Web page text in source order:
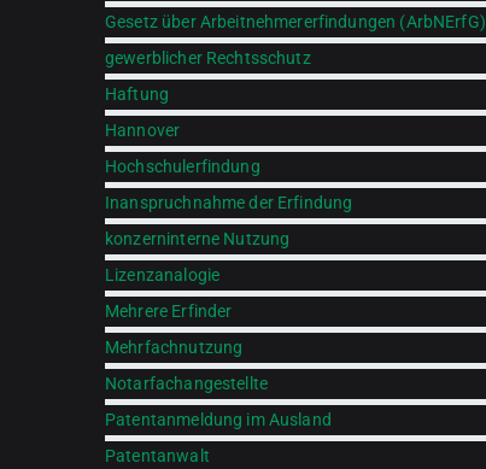
Gesetz über Arbeitnehmererfindungen (ArbNErfG)
gewerblicher Rechtsschutz
Haftung
Hannover
Hochschulerfindung
Inanspruchnahme der Erfindung
konzerninterne Nutzung
Lizenzanalogie
Mehrere Erfinder
Mehrfachnutzung
Notarfachangestellte
Patentanmeldung im Ausland
Patentanwalt